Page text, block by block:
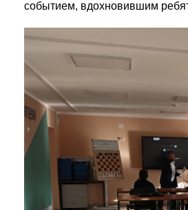
событием, вдохновившим